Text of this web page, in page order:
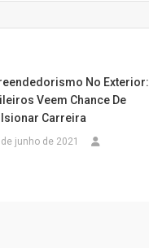
No Exterior:
Veem Chance De
Carreira
junho de 2021